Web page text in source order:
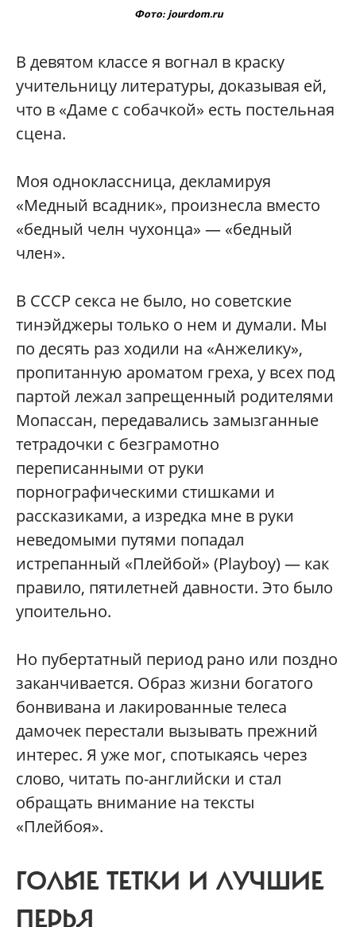
Фото: jourdom.ru
В девятом классе я вогнал в краску
учительницу литературы, доказывая ей,
что в «Даме с собачкой» есть постельная
сцена.
Моя одноклассница, декламируя
«Медный всадник», произнесла вместо
«бедный челн чухонца» — «бедный
член».
В СССР секса не было, но советские
тинэйджеры только о нем и думали. Мы
по десять раз ходили на «Анжелику»,
пропитанную ароматом греха, у всех под
партой лежал запрещенный родителями
Мопассан, передавались замызганные
тетрадочки с безграмотно
переписанными от руки
порнографическими стишками и
рассказиками, а изредка мне в руки
неведомыми путями попадал
истрепанный «Плейбой» (Playboy) — как
правило, пятилетней давности. Это было
упоительно.
Но пубертатный период рано или поздно
заканчивается. Образ жизни богатого
бонвивана и лакированные телеса
дамочек перестали вызывать прежний
интерес. Я уже мог, спотыкаясь через
слово, читать по-английски и стал
обращать внимание на тексты
«Плейбоя».
ГОЛЫЕ ТЕТКИ И ЛУЧШИЕ
ПЕРЬЯ